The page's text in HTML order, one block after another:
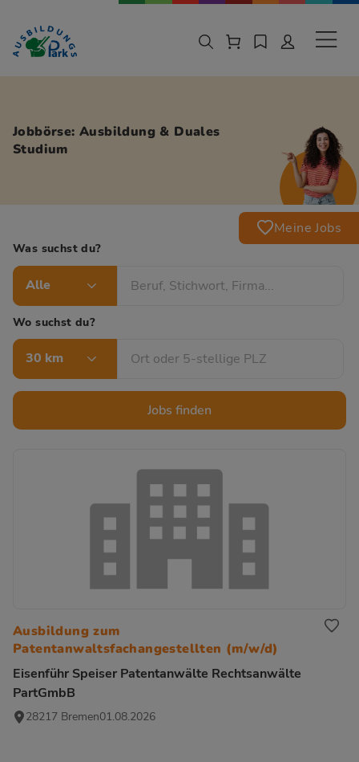
Zur Navigation springen
Zu den Hauptinhalten springen
Jobbörse: Ausbildung & Duales
Studium
Meine Jobs
Was suchst du?
Alle
Wo suchst du?
30 km
Jobs finden
Ausbildung zum
Patentanwaltsfachangestellten (m/w/d)
Eisenführ Speiser Patentanwälte Rechtsanwälte
PartGmbB
28217 Bremen01.08.2026